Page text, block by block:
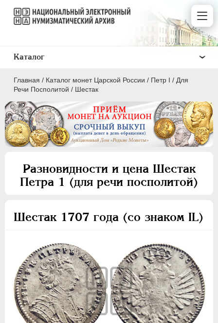
Главная / Каталог монет Царской России / Пeтр I / Для
Речи Посполитой / Шестак
Разновидности и цена Шестак
Петра 1 (для речи посполитой)
Шестак 1707 года (со знаком IL)
Каталог
ПEТР I 1699 - 1725
Серебро
Медь
Для Речи Посполитой
Шестак
Монетовидные жетоны
ЕКАТЕРИНА I 1725-1727
ПЕТР II 1727-1729
АННА ИОАННОВНА 1730-1740